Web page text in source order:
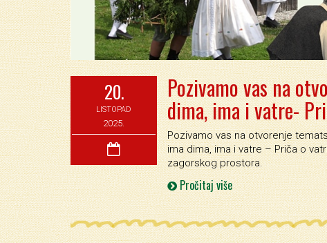
20.
LISTOPAD
2025.
Pozivamo vas na
dima, ima i vatre-
Pozivamo vas na otvorenje
ima dima, ima i vatre – Priča o
zagorskog prostora.
Pročitaj više